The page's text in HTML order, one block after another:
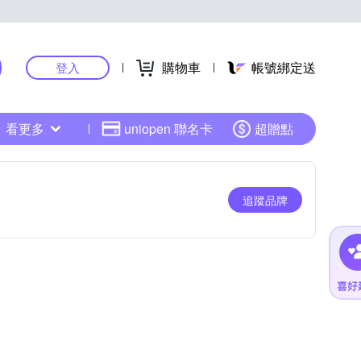
登入 購物車 帳號綁定送
看更多 uniopen 聯名卡 超贈點
追蹤品牌